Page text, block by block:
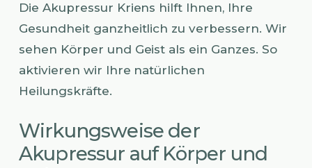
Die Akupressur Kriens hilft Ihnen, Ihre
Gesundheit ganzheitlich zu verbessern. Wir
sehen Körper und Geist als ein Ganzes. So
aktivieren wir Ihre natürlichen
Heilungskräfte.
Wirkungsweise der
Akupressur auf Körper und